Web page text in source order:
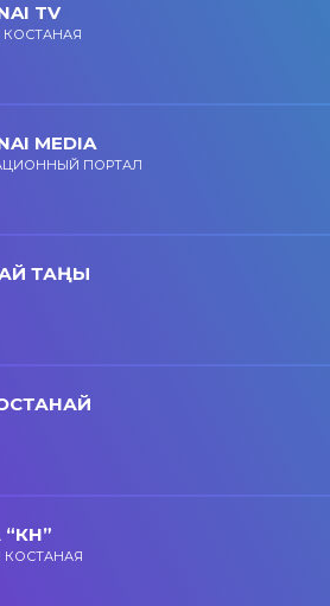
TV
КОСТАНАЯ
MEDIA
ПОРТАЛ
ТАҢЫ
“КН”